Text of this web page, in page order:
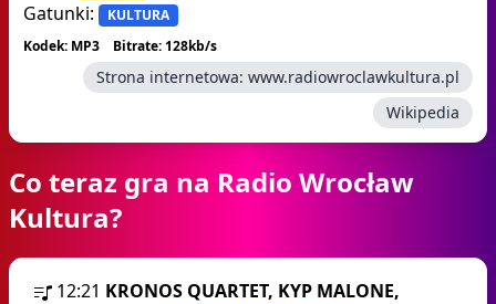
Gatunki:
KULTURA
Kodek: MP3
Bitrate: 128kb/s
Strona internetowa: www.radiowroclawkultura.pl
Wikipedia
Co teraz gra na Radio Wrocław
Kultura?
12:21 KRONOS QUARTET, KYP MALONE,